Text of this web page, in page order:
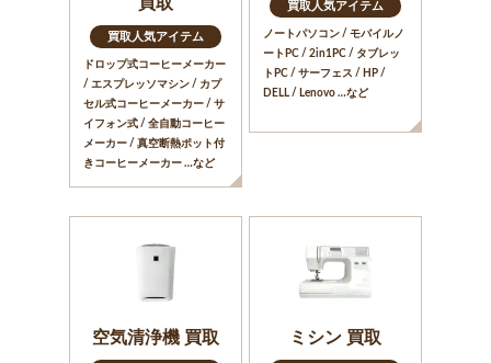
買取人気アイテム
ドロップ式コーヒーメーカー
/ エスプレッソマシン / カプ
セル式コーヒーメーカー / サ
イフォン式 / 全自動コーヒー
メーカー / 真空断熱ポット付
きコーヒーメーカー …など
買取人気アイテム
ノートパソコン / モバイルノ
ートPC / 2in1PC / タブレッ
トPC / サーフェス / HP /
DELL / Lenovo …など
空気清浄機 買取 ミシン 買取